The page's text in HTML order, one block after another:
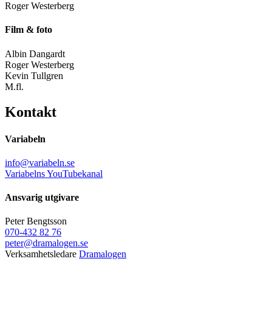
Roger Westerberg
Film & foto
Albin Dangardt
Roger Westerberg
Kevin Tullgren
M.fl.
Kontakt
Variabeln
info@variabeln.se
Variabelns YouTubekanal
Ansvarig utgivare
Peter Bengtsson
070-432 82 76
peter@dramalogen.se
Verksamhetsledare Dramalogen